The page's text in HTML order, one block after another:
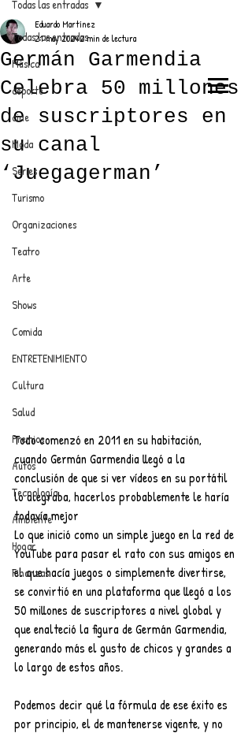
ANUNCIATE CON NOSOTROS
PARA MÁS INFORMACIÓN:
dinamicaseltrendytop@gmail.com
EL TRENDY TOP
CON EDDY MARTINEZ
Todas las entradas
Música
deporte
cine
Moda
Series
Turismo
Organizaciones
Teatro
Arte
Shows
Comida
ENTRETENIMIENTO
Cultura
Salud
Premios
Autos
Tecnología
Ambiente
Hogar
Finanzas
Todas las entradas
Germán Garmendia
Celebra 50 millones
de suscriptores en
su canal
‘Juegagerman’
Eduardo Martínez
21 may 20242 min de lectura
Todo comenzó en 2011 en su habitación,
cuando Germán Garmendia llegó a la
conclusión de que si ver vídeos en su portátil
lo alegraba, hacerlos probablemente le haría
todavía mejor
Lo que inició como un simple juego en la red de
YouTube para pasar el rato con sus amigos en
el que hacía juegos o simplemente divertirse,
se convirtió en una plataforma que llegó a los
50 millones de suscriptores a nivel global y
que enalteció la figura de Germán Garmendia,
generando más el gusto de chicos y grandes a
lo largo de estos años.
Podemos decir qué la fórmula de ese éxito es
por principio, el de mantenerse vigente, y no